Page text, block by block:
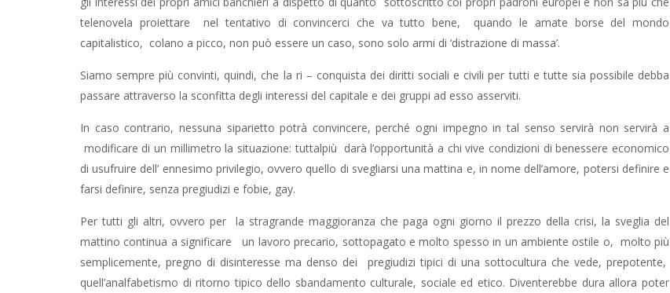
telenovela proiettare nel tentativo di convincerci che va tutto bene, quando le amate borse del mondo
capitalistico, colano a picco, non può essere un caso, sono solo armi di ‘distrazione di massa’.
Siamo sempre più convinti, quindi, che la ri – conquista dei diritti sociali e civili per tutti e tutte sia possibile debba
passare attraverso la sconfitta degli interessi del capitale e dei gruppi ad esso asserviti.
In caso contrario, nessuna siparietto potrà convincere, perché ogni impegno in tal senso servirà non servirà a
modificare di un millimetro la situazione: tuttalpiù darà l’opportunità a chi vive condizioni di benessere economico
di usufruire dell’ ennesimo privilegio, ovvero quello di svegliarsi una mattina e, in nome dell’amore, potersi definire e
farsi definire, senza pregiudizi e fobie, gay.
Per tutti gli altri, ovvero per la stragrande maggioranza che paga ogni giorno il prezzo della crisi, la sveglia del
mattino continua a significare un lavoro precario, sottopagato e molto spesso in un ambiente ostile o, molto più
semplicemente, pregno di disinteresse ma denso dei pregiudizi tipici di una sottocultura che vede, prepotente,
quell’analfabetismo di ritorno tipico dello sbandamento culturale, sociale ed etico. Diventerebbe dura allora poter